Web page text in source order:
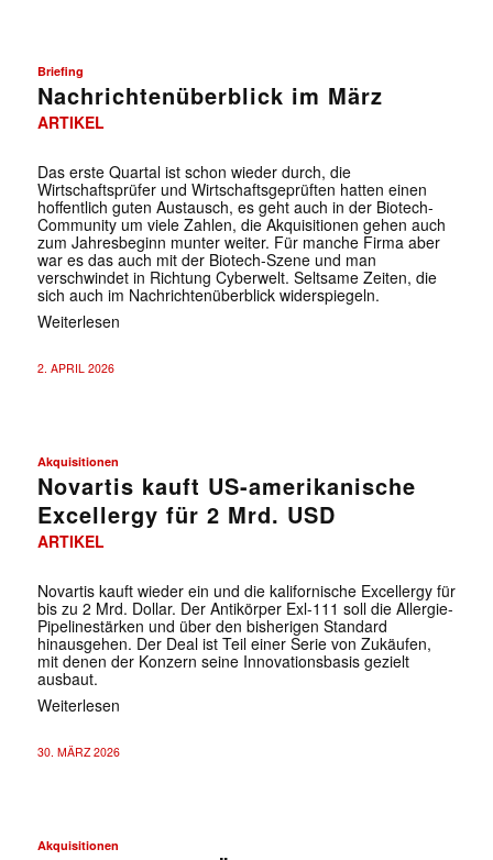
Briefing
Nachrichtenüberblick im März
ARTIKEL
Das erste Quartal ist schon wieder durch, die
Wirtschaftsprüfer und Wirtschaftsgeprüften hatten einen
hoffentlich guten Austausch, es geht auch in der Biotech-
Community um viele Zahlen, die Akquisitionen gehen auch
zum Jahresbeginn munter weiter. Für manche Firma aber
war es das auch mit der Biotech-Szene und man
verschwindet in Richtung Cyberwelt. Seltsame Zeiten, die
sich auch im Nachrichtenüberblick widerspiegeln.
Weiterlesen
2. APRIL 2026
Akquisitionen
Novartis kauft US-amerikanische
Excellergy für 2 Mrd. USD
ARTIKEL
Novartis kauft wieder ein und die kalifornische Excellergy für
bis zu 2 Mrd. Dollar. Der Antikörper Exl-111 soll die Allergie-
Pipelinestärken und über den bisherigen Standard
hinausgehen. Der Deal ist Teil einer Serie von Zukäufen,
mit denen der Konzern seine Innovationsbasis gezielt
ausbaut.
Weiterlesen
30. MÄRZ 2026
Akquisitionen